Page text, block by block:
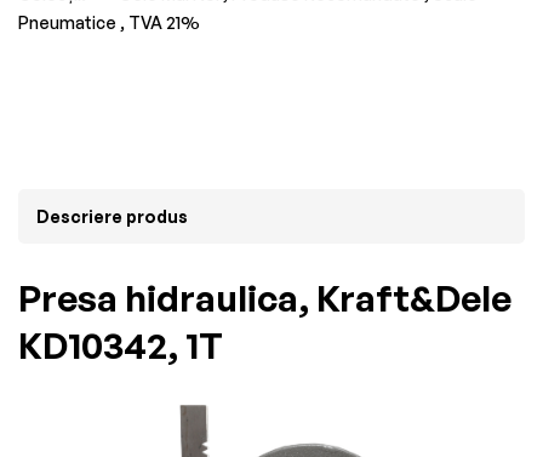
Pneumatice , TVA 21%
Descriere produs
Presa hidraulica, Kraft&Dele
KD10342, 1T